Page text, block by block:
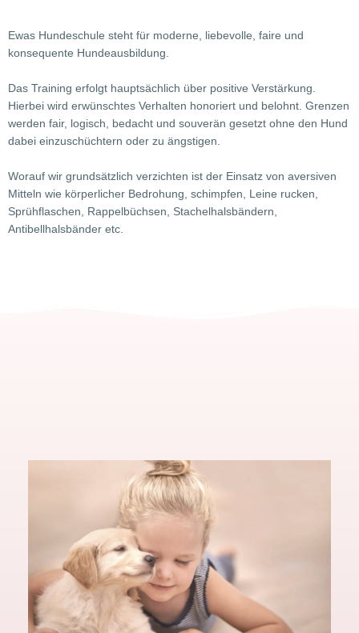
Ewas Hundeschule steht für moderne, liebevolle, faire und
konsequente Hundeausbildung.
Das Training erfolgt hauptsächlich über positive Verstärkung.
Hierbei wird erwünschtes Verhalten honoriert und belohnt. Grenzen
werden fair, logisch, bedacht und souverän gesetzt ohne den Hund
dabei einzuschüchtern oder zu ängstigen.
Worauf wir grundsätzlich verzichten ist der Einsatz von aversiven
Mitteln wie körperlicher Bedrohung, schimpfen, Leine rucken,
Sprühflaschen, Rappelbüchsen, Stachelhalsbändern,
Antibellhalsbänder etc.